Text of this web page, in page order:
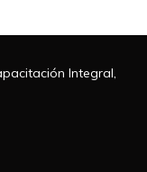
Integral,